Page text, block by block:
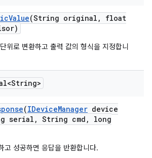
Value(String original ,
float
위로 변환하고 출력 값의 형식을 지정합니
(IDeviceManager device
serial , String cmd ,
long
고 성공하면 응답을 반환합니다.